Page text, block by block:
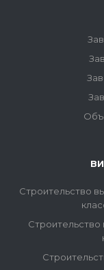
Строительство
Строительство